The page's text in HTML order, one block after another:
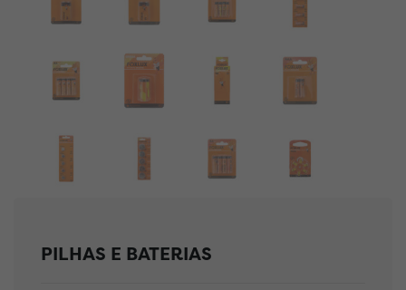
PILHAS E BATERIAS